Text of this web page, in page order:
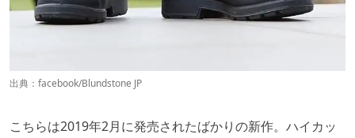
出典： facebook/Blundstone JP
こちらは2019年2月に発売されたばかりの新作。ハイカッ